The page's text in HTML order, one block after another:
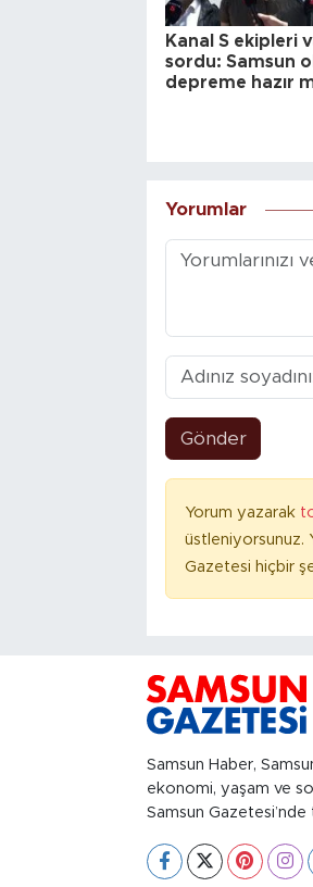
Kanal S ekipleri
sordu: Samsun
depreme hazır
Yorumlar
Gönder
Yorum yazarak
üstleniyorsunuz.
Gazetesi hiçbir
Samsun Haber,
ekonomi, yaşam ve
Samsun Gazetesi’nde